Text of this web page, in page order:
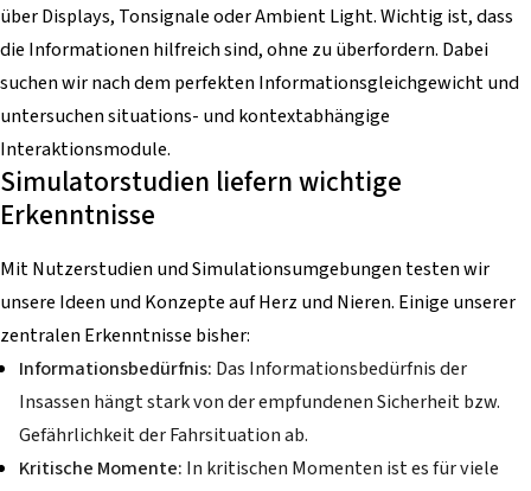
über Displays, Tonsignale oder Ambient Light. Wichtig ist, dass
die Informationen hilfreich sind, ohne zu überfordern. Dabei
suchen wir nach dem perfekten Informationsgleichgewicht und
untersuchen situations- und kontextabhängige
Interaktionsmodule.
Simulatorstudien liefern wichtige
Erkenntnisse
Mit Nutzerstudien und Simulationsumgebungen testen wir
unsere Ideen und Konzepte auf Herz und Nieren. Einige unserer
zentralen Erkenntnisse bisher:
Informationsbedürfnis: Das Informationsbedürfnis der
Insassen hängt stark von der empfundenen Sicherheit bzw.
Gefährlichkeit der Fahrsituation ab.
Kritische Momente: In kritischen Momenten ist es für viele